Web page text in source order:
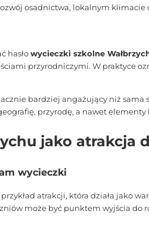
osadnictwa, lokalnym
hasłowycieczki szkolne
przyrodniczymi. W praktyce
bardziej angażujący niż
przyrodę, a nawet
jako atrakcja
wycieczki
atrakcji, która działa jako
może być punktem wyjścia